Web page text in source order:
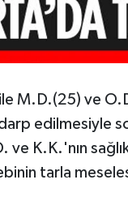
M.D.(25) ve
edilmesiyle
ve K.K.'nın
tarla